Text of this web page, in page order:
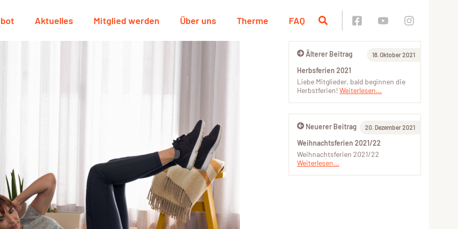
Aktuelles Mitglied werden Über uns Therme FAQ
Älterer Beitrag 18. Oktober 2021
Herbsferien 2021
Liebe Mitglieder, bald beginnen die
Herbstferien! Weiterlesen...
Neuerer Beitrag 20. Dezember 2021
Weihnachtsferien 2021/22
Weihnachtsferien 2021/22
Weiterlesen...